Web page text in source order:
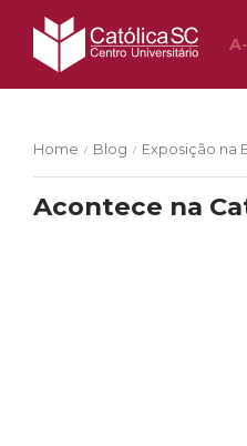
A-
Home / Blog / Exposição na
Acontece na